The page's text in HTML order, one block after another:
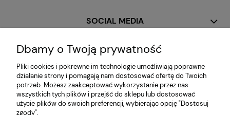
SOCIAL MEDIA
MOJE KONTO
PŁATNOŚCI I DOSTAWA
Dbamy o Twoją prywatność
Pliki cookies i pokrewne im technologie umożliwiają poprawne
działanie strony i pomagają nam dostosować ofertę do Twoich
potrzeb. Możesz zaakceptować wykorzystanie przez nas
wszystkich tych plików i przejść do sklepu lub dostosować
użycie plików do swoich preferencji, wybierając opcję "Dostosuj
zgody".